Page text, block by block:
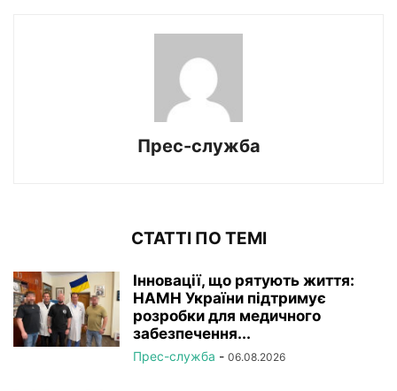
Прес-служба
СТАТТІ ПО ТЕМІ
Інновації, що рятують життя:
НАМН України підтримує
розробки для медичного
забезпечення...
Прес-служба - 06.08.2026